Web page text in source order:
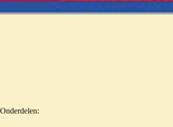
Onderdelen: